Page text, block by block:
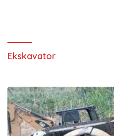
Ekskavator